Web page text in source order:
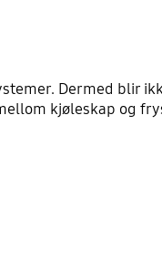
Dermed blir
kjøleskap og